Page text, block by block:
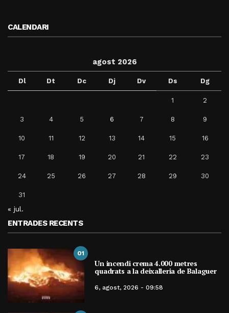
CALENDARI
agost 2026
Dl Dt Dc Dj Dv Ds Dg
1 2
3 4 5 6 7 8 9
10 11 12 13 14 15 16
17 18 19 20 21 22 23
24 25 26 27 28 29 30
31
« jul.
ENTRADES RECENTS
01
Un incendi crema 4.000 metres
quadrats a la deixalleria de Balaguer
6, agost, 2026 - 09:58